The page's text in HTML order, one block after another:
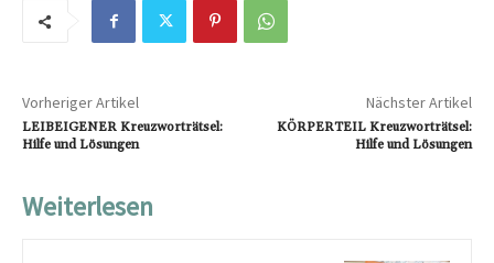
Vorheriger Artikel
LEIBEIGENER Kreuzworträtsel:
Hilfe und Lösungen
Nächster Artikel
KÖRPERTEIL Kreuzworträtsel:
Hilfe und Lösungen
Weiterlesen